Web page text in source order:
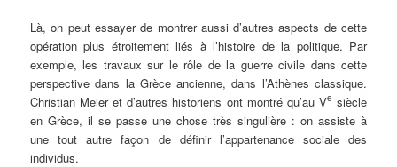
Là, on peut essayer de montrer aussi d’autres aspects de cette
opération plus étroitement liés à l’histoire de la politique. Par
exemple, les travaux sur le rôle de la guerre civile dans cette
perspective dans la Grèce ancienne, dans l’Athènes classique.
Christian Meier et d’autres historiens ont montré qu’au Ve siècle
en Grèce, il se passe une chose très singulière : on assiste à
une tout autre façon de définir l’appartenance sociale des
individus.